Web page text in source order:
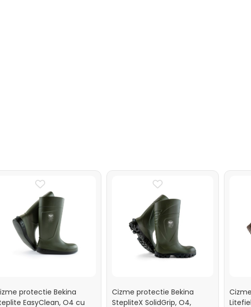
protectie Bekina
EasyClean, O4 cu
Cizme protectie Bekina
StepliteX SolidGrip, O4,